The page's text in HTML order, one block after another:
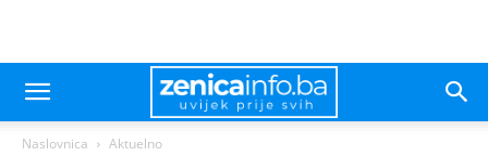
Naslovnica Aktuelno